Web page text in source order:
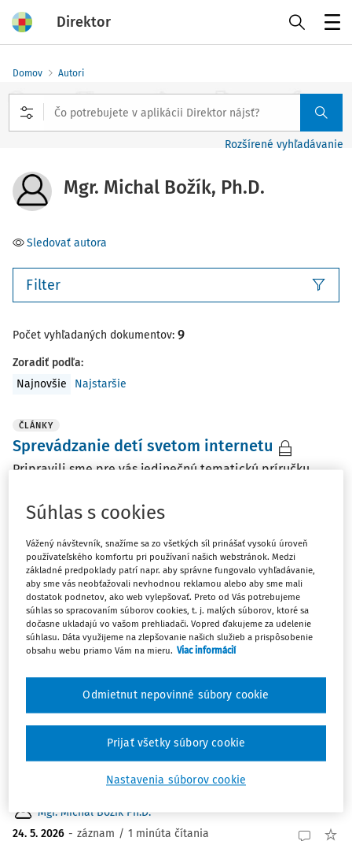
Direktor
Domov Autori
Rozšírené vyhľadávanie
Mgr. Michal Božík, Ph.D.
Sledovať autora
Filter
Počet vyhľadaných dokumentov: 9
Zoradiť podľa:
Najnovšie
Najstaršie
ČLÁNKY
Sprevádzanie detí svetom internetu
Pripravili sme pre vás jedinečnú tematickú príručku,
technológií. Získajte praktické rady, ako porozumieť
používanie digitálnych technológií ...
Mgr. Michal Božík Ph.D.
Vydané:24. 6. 2026 / 1 minúta čítania
WEBINÁRE
výchovný postup
Lektor sa venuje problematike digitálnych technológií u
detí a mladých ľudí so zameraním na digitálnu
rovnováhu, riziká ich používania a vznik závislostí na
hrách, smartfónoch a internete. Zdôrazňuje ...
Mgr. Michal Božík Ph.D.
24. 5. 2026 - záznam / 1 minúta čítania
Súhlas s cookies
Vážený návštevník, snažíme sa zo všetkých síl prinášať vysokú úroveň
používateľského komfortu pri používaní našich webstránok. Medzi
základné predpoklady patrí napr. aby správne fungovalo vyhľadávanie,
aby sme vás neobťažovali nevhodnou reklamou alebo aby sme mali
dostatok podnetov, ako web vylepšovať. Preto od Vás potrebujeme
súhlas so spracovaním súborov cookies, t. j. malých súborov, ktoré sa
dočasne ukladajú vo vašom prehliadači. Vopred ďakujeme za udelenie
súhlasu. Dáta využijeme na zlepšovanie našich služieb a prispôsobenie
obsahu webu priamo Vám na mieru. Viac informácií
Nastavenia súborov cookie
Odmietnut nepovinné súbory cookie
Prijať všetky súbory cookie